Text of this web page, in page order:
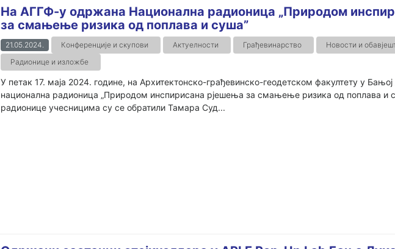
На АГГФ-у одржана Национална радионица „Природом
за смањење ризика од поплава и суша”
21.05.2024. Конференције и скупови Актуелности Грађевинарство
Новости и
Радионице и изложбе
У петак 17. маја 2024. године, на Архитектонско-грађевинско-геодетском факултету у
национална радионица „Природом инспирисана рјешења за смањење ризика од поплава и
радионице учесницима су се обратили Тамара Суд...